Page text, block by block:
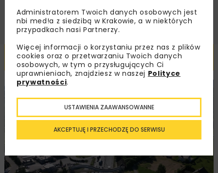
Powiązane artykuły
Administratorem Twoich danych osobowych jest
nbi med!a z siedzibą w Krakowie, a w niektórych
przypadkach nasi Partnerzy.
Więcej informacji o korzystaniu przez nas z plików
cookies oraz o przetwarzaniu Twoich danych
osobowych, w tym o przysługujących Ci
uprawnieniach, znajdziesz w naszej Polityce
prywatności.
AKCEPTUJĘ I PRZECHODZĘ DO SERWISU
USTAWIENIA ZAAWANSOWANNE